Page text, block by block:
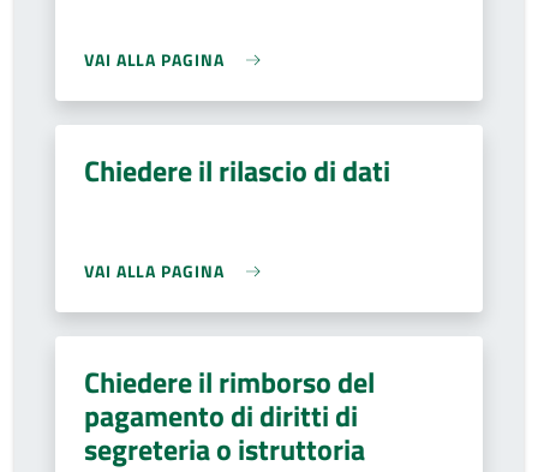
VAI ALLA PAGINA
Chiedere il rilascio di dati
VAI ALLA PAGINA
Chiedere il rimborso del
pagamento di diritti di
segreteria o istruttoria